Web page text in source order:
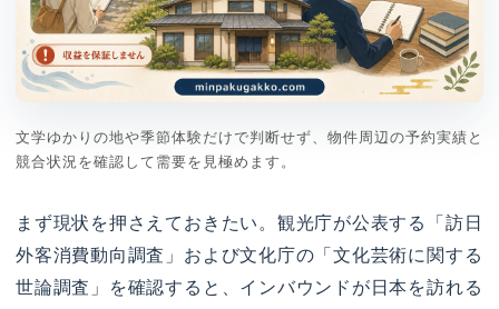
文学ゆかりの地や季節体験だけで判断せず、物件周辺の予約実績と
競合状況を確認して需要を見極めます。
まず現状を押さえておきたい。観光庁が公表する「訪日
外客消費動向調査」および文化庁の「文化芸術に関する
世論調査」を確認すると、インバウンドが日本を訪れる